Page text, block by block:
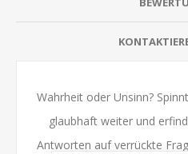
Wahrheit oder Unsinn?
glaubhaft weiter und
Antworten auf verrückte